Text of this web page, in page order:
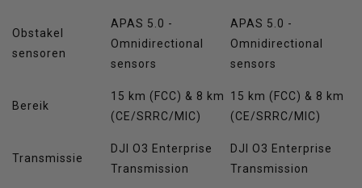
Obstakel
sensoren
APAS 5.0 -
Omnidirectional
sensors
APAS 5.0 -
Omnidirectional
sensors
Bereik
15 km (FCC) & 8 km
(CE/SRRC/MIC)
15 km (FCC) & 8 km
(CE/SRRC/MIC)
Transmissie
DJI O3 Enterprise
Transmission
DJI O3 Enterprise
Transmission